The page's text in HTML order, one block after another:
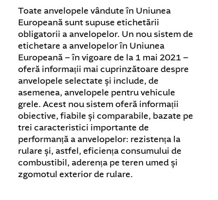
Toate anvelopele vândute în Uniunea
Europeană sunt supuse etichetării
obligatorii a anvelopelor. Un nou sistem de
etichetare a anvelopelor în Uniunea
Europeană – în vigoare de la 1 mai 2021 –
oferă informații mai cuprinzătoare despre
anvelopele selectate și include, de
asemenea, anvelopele pentru vehicule
grele. Acest nou sistem oferă informații
obiective, fiabile și comparabile, bazate pe
trei caracteristici importante de
performanță a anvelopelor: rezistența la
rulare și, astfel, eficiența consumului de
combustibil, aderența pe teren umed și
zgomotul exterior de rulare.